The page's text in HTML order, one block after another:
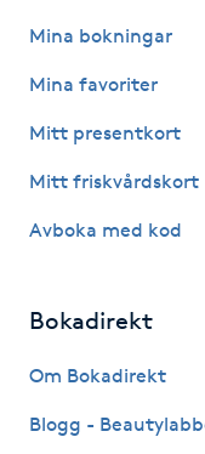
Kroppspeeling
Kärlbehandling
LED-ljusterapi
Mina bokningar
Mina favoriter
Mitt presentkort
Mitt friskvårdskort
Avboka med kod
Bokadirekt
Om Bokadirekt
Blogg -